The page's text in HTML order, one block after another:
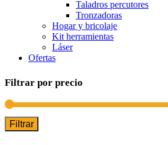
Taladros percutores
Tronzadoras
Hogar y bricolaje
Kit herramientas
Láser
Ofertas
Filtrar por precio
Filtrar